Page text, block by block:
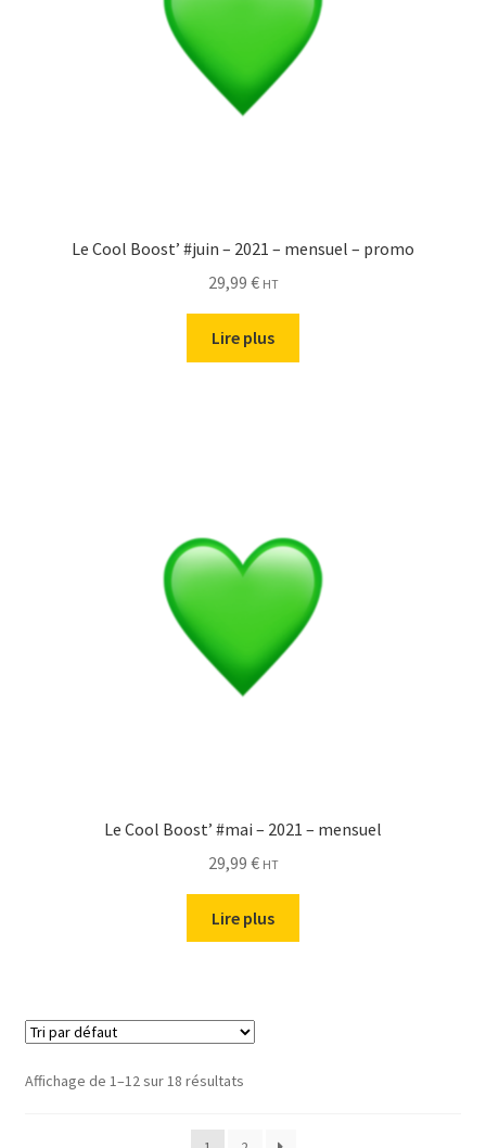
Le Cool Boost’ #juin – 2021 – mensuel – promo
29,99 € HT
Lire plus
Le Cool Boost’ #mai – 2021 – mensuel
29,99 € HT
Lire plus
Affichage de 1–12 sur 18 résultats